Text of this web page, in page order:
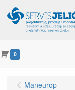
0
Maneurop